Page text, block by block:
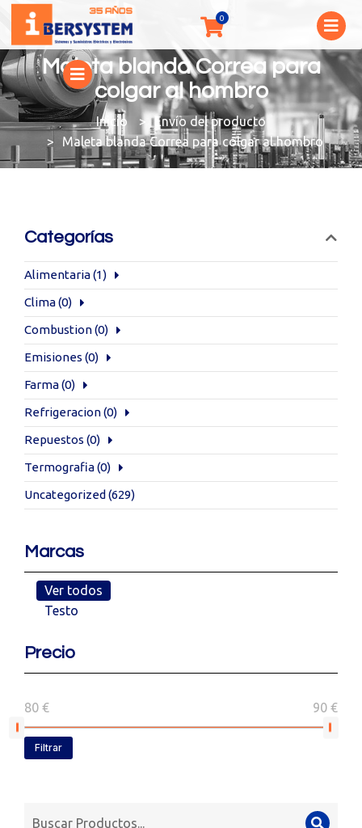
Maleta blanda Correa para
colgar al hombro
You are here:
Envío del producto
Maleta blanda Correa para colgar al hombro
Categorías
Alimentaria(1)
Clima(0)
Combustion(0)
Emisiones (0)
Farma(0)
Refrigeracion(0)
Repuestos (0)
Termografia(0)
Uncategorized (629)
Marcas
Ver todos
Testo
Precio
80 € 90 €
Filtrar